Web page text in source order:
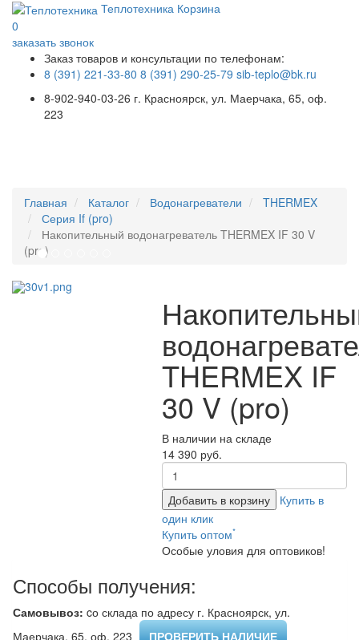
Теплотехника Корзина
0
заказать звонок
Заказ товаров и консультации по телефонам:
8 (391) 221-33-80 8 (391) 290-25-79 sib-teplo@bk.ru
8-902-940-03-26 г. Красноярск, ул. Маерчака, 65, оф.
223
Главная Каталог Водонагреватели
THERMEX
Серия If (pro)
Накопительный водонагреватель THERMEX IF 30 V
(pro)
THERMEX IF
30 V (pro)
В наличии на складе
14 390 руб.
Добавить в корзину
Купить в
один клик
Купить оптом*
Особые уловия для оптовиков!
Способы получения:
Самовывоз: cо склада по адресу г. Красноярск, ул.
Маерчака, 65, оф. 223 ​
ПРОВЕРИТЬ НАЛИЧИЕ